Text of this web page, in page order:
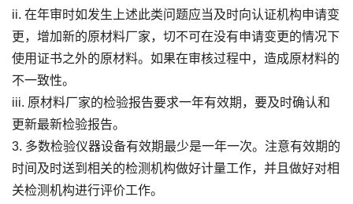
ii. 在年审时如发生上述此类问题应当及时向认证机构申请变
更，增加新的原材料厂家，切不可在没有申请变更的情况下
使用证书之外的原材料。如果在审核过程中，造成原材料的
不一致性。
iii. 原材料厂家的检验报告要求一年有效期，要及时确认和
更新最新检验报告。
3. 多数检验仪器设备有效期最少是一年一次。注意有效期的
时间及时送到相关的检测机构做好计量工作，并且做好对相
关检测机构进行评价工作。